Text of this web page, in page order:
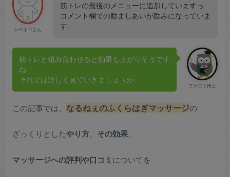
シロネコさん
筋トレの最後のメニューに追加していますっ
コメント欄での励ましあいが励みになっていま
す
フクロウ博士
筋トレと組み合わせると効果も上がりそうです
ね
それでは詳しく見ていきましょぅか
この記事では、 なるねぇのふくらはぎマッサージの
ざっくりとしたやり方、 その効果、
マッサージへの評判や口コミ についてを